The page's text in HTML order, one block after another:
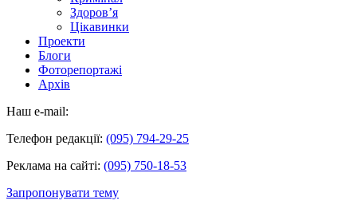
Здоров’я
Цікавинки
Проекти
Блоги
Фоторепортажі
Архів
Наш e-mail:
Телефон редакції: (095) 794-29-25
Реклама на сайті: (095) 750-18-53
Запропонувати тему